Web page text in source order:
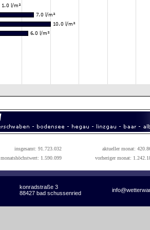
insgesamt: 91.723.032
aktueller monat:
monatshöchstwert: 1.590.099
vorheriger monat:
konradstraße 3
88427 bad schussenried